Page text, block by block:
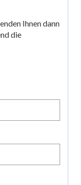
Ihnen dann
die